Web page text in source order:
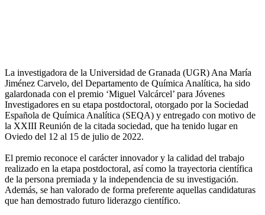
La investigadora de la Universidad de Granada (UGR) Ana María
Jiménez Carvelo, del Departamento de Química Analítica, ha sido
galardonada con el premio ‘Miguel Valcárcel’ para Jóvenes
Investigadores en su etapa postdoctoral, otorgado por la Sociedad
Española de Química Analítica (SEQA) y entregado con motivo de
la XXIII Reunión de la citada sociedad, que ha tenido lugar en
Oviedo del 12 al 15 de julio de 2022.
El premio reconoce el carácter innovador y la calidad del trabajo
realizado en la etapa postdoctoral, así como la trayectoria científica
de la persona premiada y la independencia de su investigación.
Además, se han valorado de forma preferente aquellas candidaturas
que han demostrado futuro liderazgo científico.